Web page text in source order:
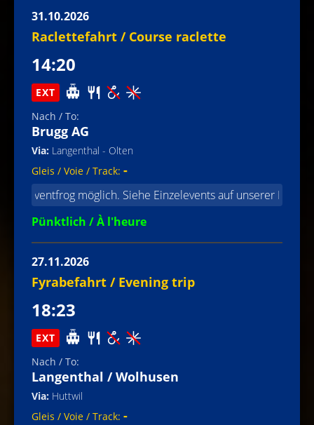
31.10.2026
Raclettefahrt / Course raclette
14:20
EXT
Brugg AG
Langenthal - Olten
-
möglich. Siehe Einzelevents auf unserer Homepage
Pünktlich / À l'heure
27.11.2026
Fyrabefahrt / Evening trip
18:23
EXT
Langenthal / Wolhusen
Huttwil
-